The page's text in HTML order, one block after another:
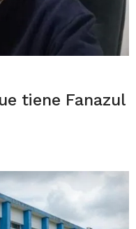
tiene Fanazul